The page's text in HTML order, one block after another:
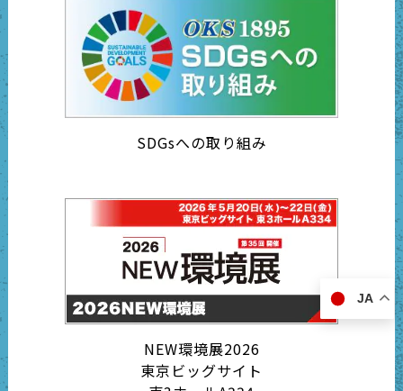
SDGsへの取り組み
NEW環境展2026
東京ビッグサイト
JA